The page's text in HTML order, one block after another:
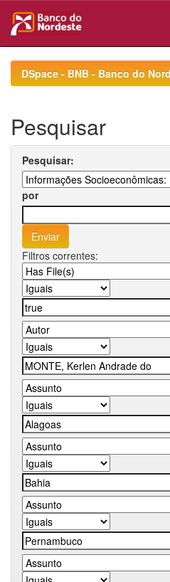
navigationDSpace - BNB - Banco do
Pesquisar
Pesquisar:
por
Filtros correntes: